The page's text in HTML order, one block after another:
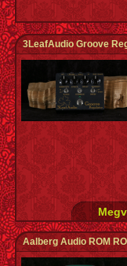
3LeafAudio Groove
Aalberg Audio ROM